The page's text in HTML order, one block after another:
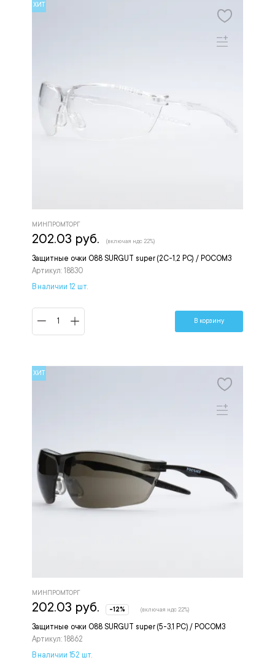
ХИТ
Защитные очки O88 SURGUT super (2С-1,2 PC) / РОСОМЗ
Артикул: 18830
МИНПРОМТОРГ
202.03 руб. (включая ндс 22%)
В наличии 12 шт.
В корзину
ХИТ
Защитные очки О88 SURGUT super (5-3,1 РС) / РОСОМЗ
Артикул: 18862
МИНПРОМТОРГ
202.03 руб. -12% (включая ндс 22%)
В наличии 152 шт.